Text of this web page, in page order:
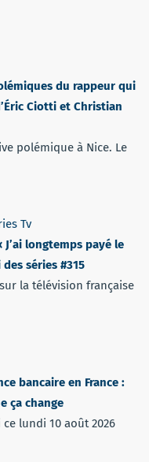
du rappeur qui
Ciotti et Christian
polémique à Nice. Le
Tv
J’ai longtemps payé le
séries #315
la télévision française
bancaire en France :
ça change
lundi 10 août 2026